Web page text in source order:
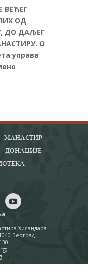
ВЕЋЕГ
ОД
ДО ДАЉЕГ
О
управа
МАНАСТИР
ДОНАЦИЈЕ
Хиландара
Београд.